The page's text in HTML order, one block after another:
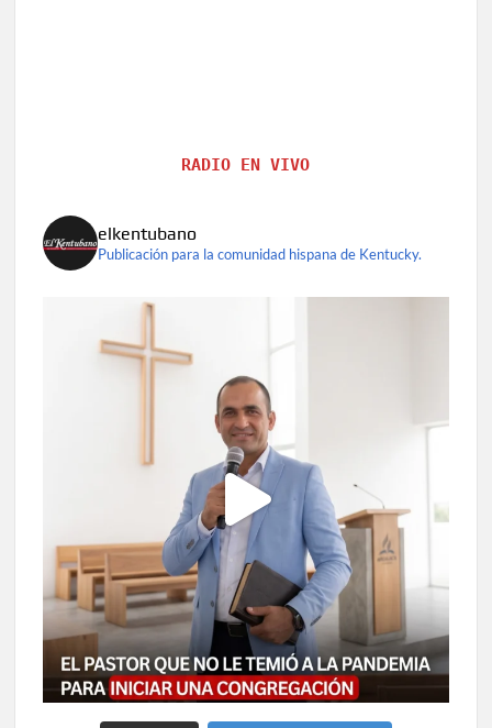
RADIO EN VIVO
elkentubano
Publicación para la comunidad hispana de Kentucky.